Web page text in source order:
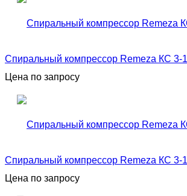
Спиральный компрессор Remeza КС 3-
Цена по запросу
Спиральный компрессор Remeza КС 3-
Цена по запросу